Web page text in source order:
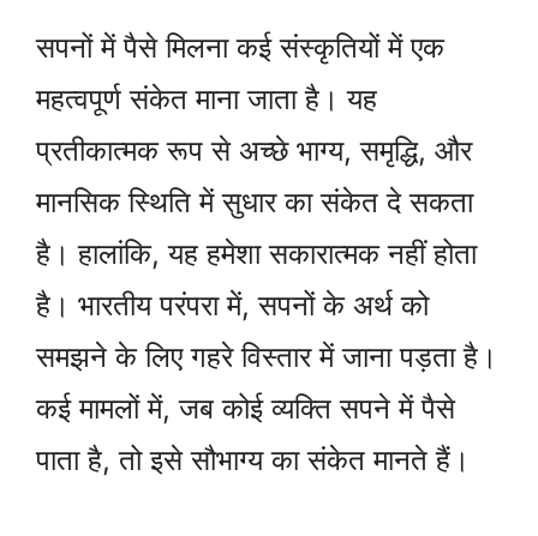
सपनों में पैसे मिलना कई संस्कृतियों में एक
महत्वपूर्ण संकेत माना जाता है। यह
प्रतीकात्मक रूप से अच्छे भाग्य, समृद्धि, और
मानसिक स्थिति में सुधार का संकेत दे सकता
है। हालांकि, यह हमेशा सकारात्मक नहीं होता
है। भारतीय परंपरा में, सपनों के अर्थ को
समझने के लिए गहरे विस्तार में जाना पड़ता है।
कई मामलों में, जब कोई व्यक्ति सपने में पैसे
पाता है, तो इसे सौभाग्य का संकेत मानते हैं।